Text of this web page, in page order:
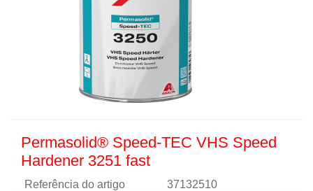
Permasolid® Speed-TEC VHS Speed
Hardener 3251 fast
Referência do artigo 37132510